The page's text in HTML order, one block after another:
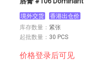
境外交货
香港出仓价
库存数量： 紧张
起批数量： 30 PCS
价格登录后可见